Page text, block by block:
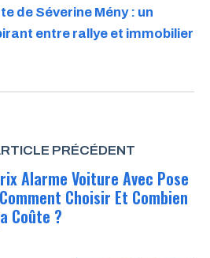
de Séverine Mény : un
entre rallye et immobilier
PRÉCÉDENT
Alarme Voiture Avec Pose
Choisir Et Combien
Coûte ?